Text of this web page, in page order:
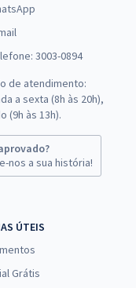
3003-0894
de atendimento:
a sexta (8h às 20h),
(9h às 13h).
nos a sua história!
ÚTEIS
Grátis